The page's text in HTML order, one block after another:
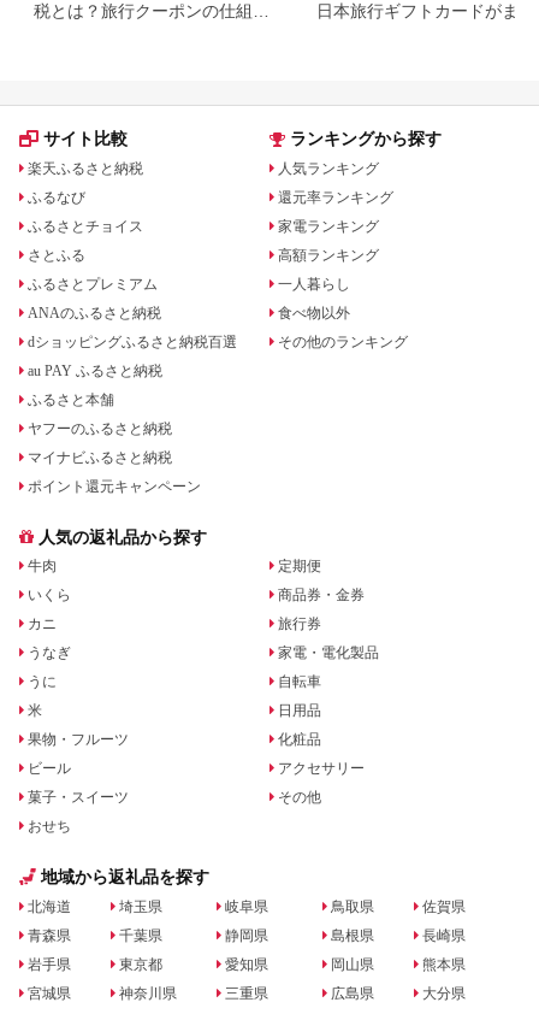
税とは？旅行クーポンの仕組
日本旅行ギフトカードがまだ
サイト比較
楽天ふるさと納税
ふるなび
ふるさとチョイス
さとふる
ふるさとプレミアム
ANAのふるさと納税
dショッピングふるさと納税百選
au PAY ふるさと納税
ふるさと本舗
ヤフーのふるさと納税
マイナビふるさと納税
ポイント還元キャンペーン
ランキングから探す
人気ランキング
還元率ランキング
家電ランキング
高額ランキング
一人暮らし
食べ物以外
その他のランキング
人気の返礼品から探す
牛肉
いくら
カニ
うなぎ
うに
米
果物・フルーツ
ビール
菓子・スイーツ
おせち
定期便
商品券・金券
旅行券
家電・電化製品
自転車
日用品
化粧品
アクセサリー
その他
地域から返礼品を探す
北海道
青森県
岩手県
宮城県
埼玉県
千葉県
東京都
神奈川県
岐阜県
静岡県
愛知県
三重県
鳥取県
島根県
岡山県
広島県
佐賀県
長崎県
熊本県
大分県